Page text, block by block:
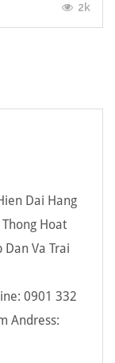
2k
Dai Hang
Hoat
Va Trai
0901 332
Andress: